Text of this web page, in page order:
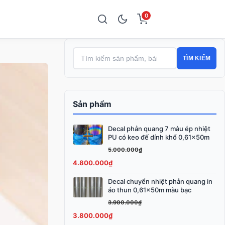
0
TÌM KIẾM
Sản phẩm
Decal phản quang 7 màu ép nhiệt
PU có keo đế dính khổ 0,61x50m
5.000.000₫
Giá
gốc
5.000.000₫.
4.800.000₫
Giá
hiện
là:
4.800.000₫.Decal chuyển nhiệt phản quang in
áo thun 0,61x50m màu bạc
3.900.000₫
Giá
gốc
3.900.000₫.
3.800.000₫
Giá
hiện
là: